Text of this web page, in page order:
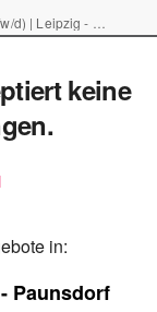
keine
in:
Paunsdorf